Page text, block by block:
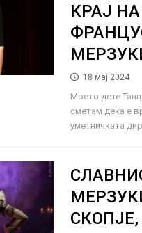
КРАЈ
18 мај 2024
Моето дете
сметам дека е
уметничката